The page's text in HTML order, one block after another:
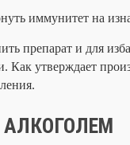
иммунитет на
препарат и для
Как утверждает